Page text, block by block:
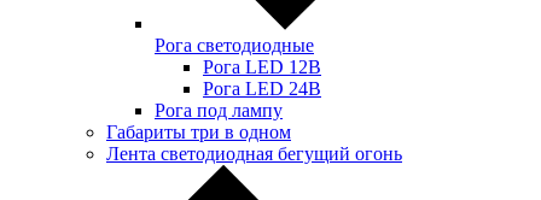
Рога светодиодные
Рога LED 12В
Рога LED 24В
Рога под лампу
Габариты три в одном
Лента светодиодная бегущий огонь